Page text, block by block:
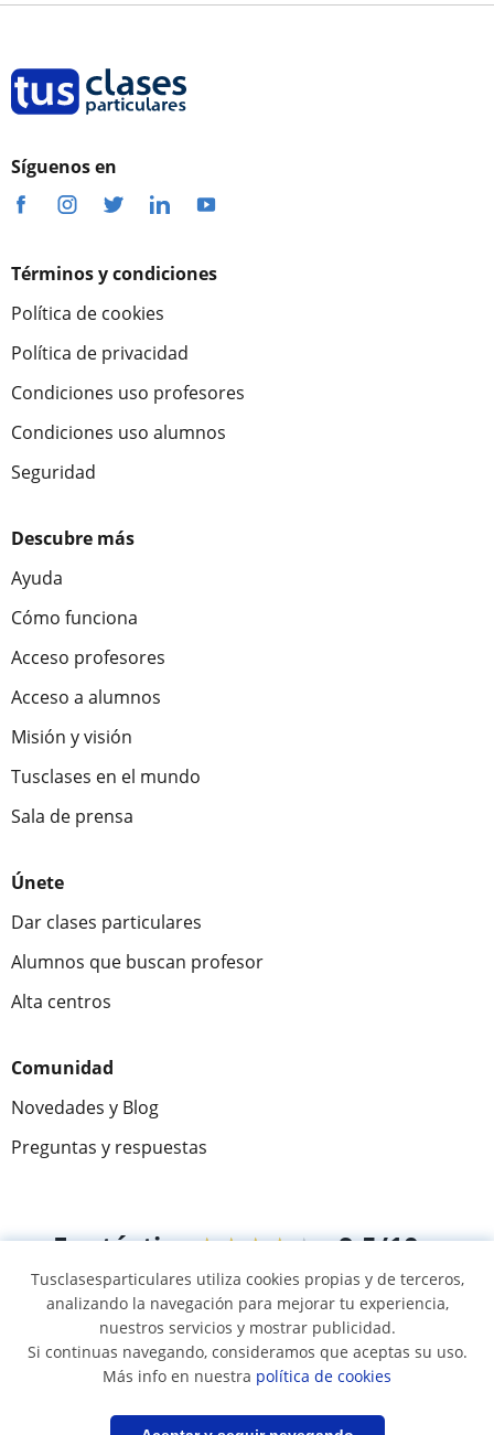
Síguenos en
Términos y condiciones
Política de cookies
Política de privacidad
Condiciones uso profesores
Condiciones uso alumnos
Seguridad
Descubre más
Ayuda
Cómo funciona
Acceso profesores
Acceso a alumnos
Misión y visión
Tusclases en el mundo
Sala de prensa
Únete
Dar clases particulares
Alumnos que buscan profesor
Alta centros
Comunidad
Novedades y Blog
Preguntas y respuestas
Fantástica★★★★★ 9,5/10
305915 opiniones de alumnos
© 2007 - 2026 Tus clases particulares
Mapa web:Profesores particulares
Tusclasesparticulares utiliza cookies propias y de terceros,
analizando la navegación para mejorar tu experiencia,
nuestros servicios y mostrar publicidad.
Si continuas navegando, consideramos que aceptas su uso.
Más info en nuestra política de cookies